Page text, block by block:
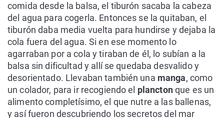
comida desde la balsa, el tiburón sacaba la cabeza
del agua para cogerla. Entonces se la quitaban, el
tiburón daba media vuelta para hundirse y dejaba la
cola fuera del agua. Si en ese momento lo
agarraban por a cola y tiraban de él, lo subían a la
balsa sin dificultad y allí se quedaba desvalido y
desorientado. Llevaban también una manga, como
un colador, para ir recogiendo el planctonque es un
alimento completísimo, el que nutre a las ballenas,
y así fueron descubriendo los secretos del mar